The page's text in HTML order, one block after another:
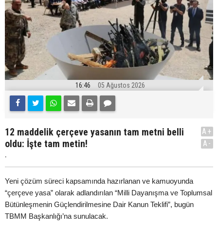
16:46 05 Ağustos 2026
12 maddelik çerçeve yasanın tam metni belli
oldu: İşte tam metin!
.
A+
A-
Yeni çözüm süreci kapsamında hazırlanan ve kamuoyunda
“çerçeve yasa” olarak adlandırılan “Milli Dayanışma ve Toplumsal
Bütünleşmenin Güçlendirilmesine Dair Kanun Teklifi”, bugün
TBMM Başkanlığı’na sunulacak.